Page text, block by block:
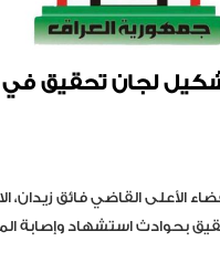
لجان تحقيق
الأعلى القاضي فائق زيدان،
‏بحوادث استشهاد وإصابة